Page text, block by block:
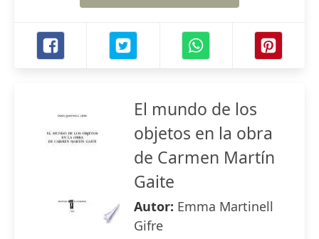
El mundo de los
objetos en la obra
de Carmen Martín
Gaite
Autor: Emma Martinell
Gifre